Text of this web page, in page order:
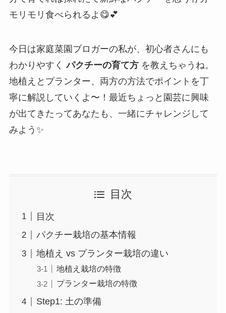
モリモリ食べられるよ😋💕
今日は家庭菜園ブロガーの私が、初心者さんにも
わかりやすくパクチーの育て方を教えちゃうね。
地植えとプランター、両方の方法でポイントを丁
寧に解説していくよ〜！最近ちょっと園芸に興味
が出てきたってあなたも、一緒にチャレンジして
みよう✨
目次
目次
パクチー栽培の基本情報
地植え vs プランター栽培の違い
地植え栽培の特徴
プランター栽培の特徴
Step1: 土の準備